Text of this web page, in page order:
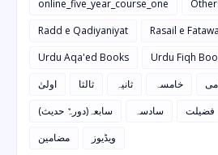
online_five_year_course_one
Radd e Qadiyaniyat
Rasail e
Urdu Aqa'ed Books
Urdu Fiqh
اولیٰ
ثالثا ثانیہ خامسہ
سابعہ(دورہٌ حدیث)
سادسہ فضیلت
مضامین
ویڈیوز